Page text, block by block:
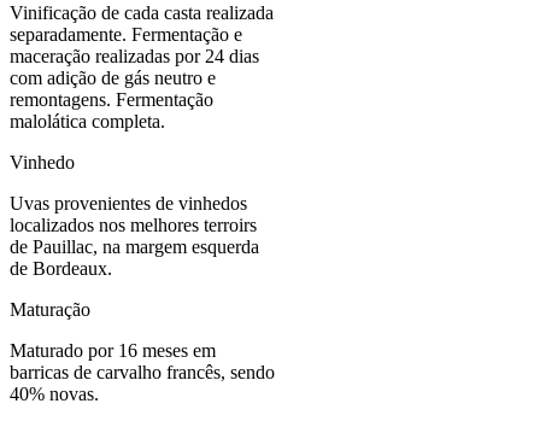
Vinificação de cada casta realizada
separadamente. Fermentação e
maceração realizadas por 24 dias
com adição de gás neutro e
remontagens. Fermentação
malolática completa.
Vinhedo
Uvas provenientes de vinhedos
localizados nos melhores terroirs
de Pauillac, na margem esquerda
de Bordeaux.
Maturação
Maturado por 16 meses em
barricas de carvalho francês, sendo
40% novas.